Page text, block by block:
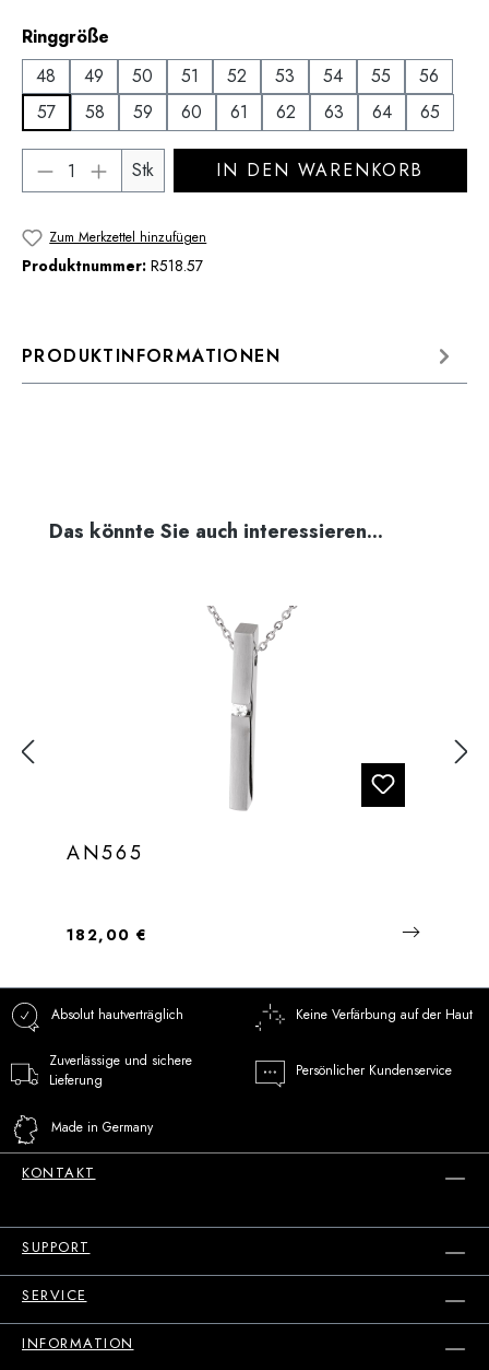
Ringgröße
48
49 50 51 52 53 54 55
56
57
58 59 60 61 62 63 64 65
Produkt Anzahl: Gib den gewünschten
Stk IN DEN WARENKORB
Zum Merkzettel hinzufügen
Produktnummer: R518.57
PRODUKTINFORMATIONEN
Produktgalerie überspringen
Das könnte Sie auch interessieren...
AN565
Regulärer Preis:
182,00 €
Absolut hautverträglich Keine Verfärbung auf der Haut
Zuverlässige und sichere
Lieferung
Persönlicher Kundenservice
Made in Germany
KONTAKT
SUPPORT
SERVICE
INFORMATION